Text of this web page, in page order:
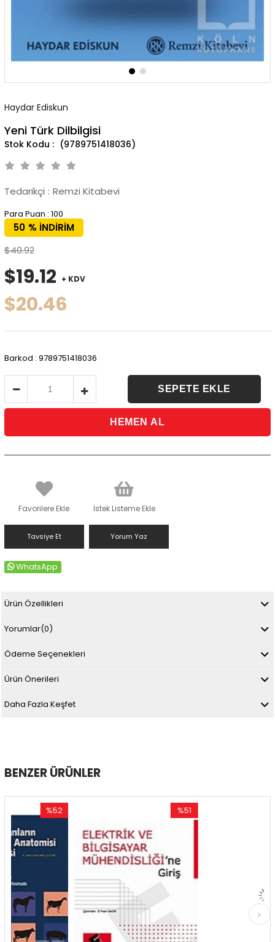
Haydar Ediskun
Yeni Türk Dilbilgisi
(9789751418036)
Tedarikçi : Remzi Kitabevi
Para Puan : 100
%
50
İNDIRIM
$40.92
$19.12 + KDV
$20.46
Barkod : 9789751418036
Favorilere Ekle İstek Listeme Ekle
Tavsiye Et Yorum Yaz
WhatsApp
Ürün Özellikleri
Yorumlar(0)
Ödeme Seçenekleri
Ürün Önerileri
Daha Fazla Keşfet
BENZER ÜRÜNLER
İndirim
%52İndirim
%51İndirim